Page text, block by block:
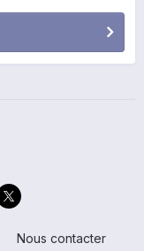
Nous contacter